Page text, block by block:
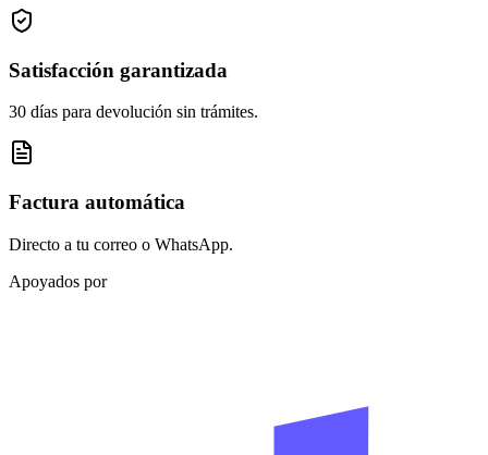
Satisfacción garantizada
30 días para devolución sin trámites.
Factura automática
Directo a tu correo o WhatsApp.
Apoyados por